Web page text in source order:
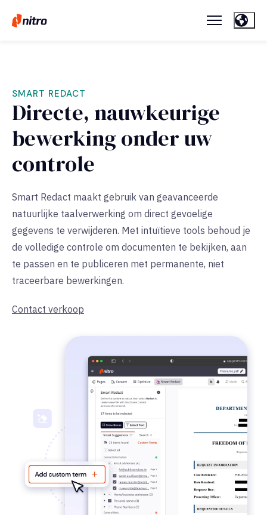
SMART REDACT
Directe, nauwkeurige
bewerking onder uw
controle
Smart Redact maakt gebruik van geavanceerde
natuurlijke taalverwerking om direct gevoelige
gegevens te verwijderen. Met intuïtieve tools behoud je
de volledige controle om documenten te bekijken, aan
te passen en te publiceren met permanente, niet
traceerbare bewerkingen.
Contact verkoop